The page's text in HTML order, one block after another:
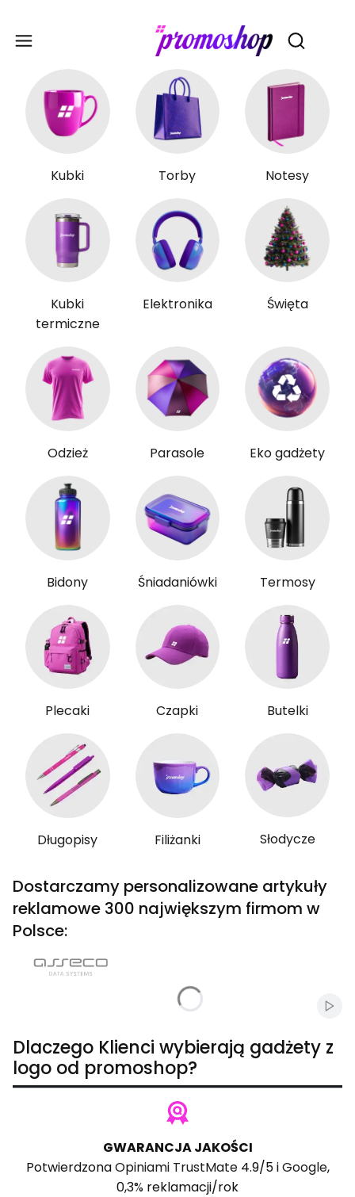
Otwórz
Kubki Torby Notesy
Kubki
termiczne
Elektronika Święta
Odzież Parasole Eko gadżety
Bidony Śniadaniówki Termosy
Plecaki Czapki Butelki
Długopisy Filiżanki Słodycze
Dostarczamy personalizowane artykuły
reklamowe 300 największym firmom w
Polsce:
Dlaczego Klienci wybierają gadżety z
logo od promoshop?
GWARANCJA JAKOŚCI
PotwierdzonaOpiniami TrustMate4.9/5 iGoogle,
0,3% reklamacji/rok